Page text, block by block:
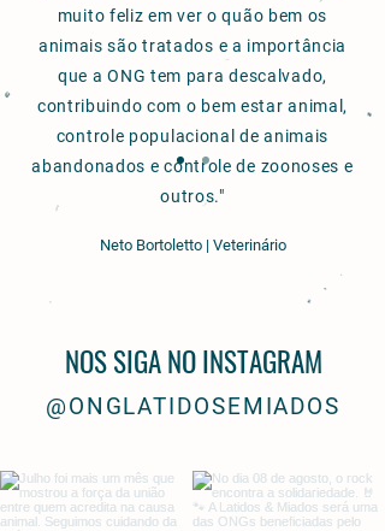
muito feliz em ver o quão bem os
animais são tratados e a importância
que a ONG tem para descalvado,
contribuindo com o bem estar animal,
controle populacional de animais
abandonados e controle de zoonoses e
outros."
Neto Bortoletto | Veterinário
NOS SIGA NO INSTAGRAM
@ONGLATIDOSEMIADOS